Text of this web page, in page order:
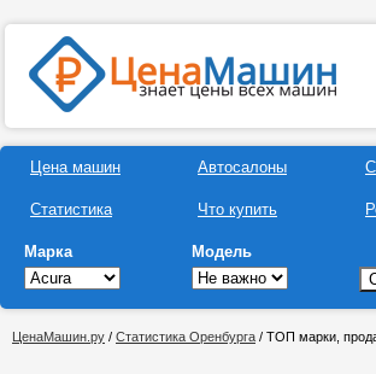
Цена машин
Статистика
Автосалоны
Что купить
Марка Модель
ЦенаМашин.ру / Статистика Оренбурга / ТОП марки,